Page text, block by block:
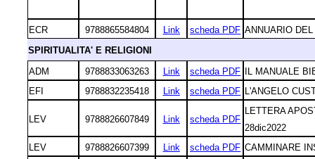
ECR 9788865584804 Link scheda PDF ANNUARIO
SPIRITUALITA' E RELIGIONI
ADM
9788833063263 Link scheda PDF IL MANUALE
EFI
9788832235418 Link scheda PDF L'ANGELO
LEV 9788826607849 Link scheda PDF
LETTERA
28dic2022
LEV
9788826607399 Link scheda PDF CAMMINARE